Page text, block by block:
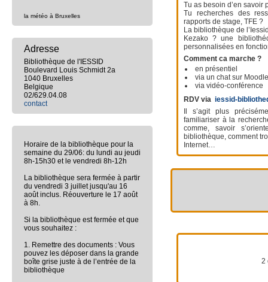
Tu as besoin d’en savoir
Tu recherches des
rapports de stage, TFE ?
La bibliothèque de
Kezako ? une
personnalisées en
Comment ca marche ?
en présentiel
via un chat sur Moodle
via vidéo-conférence
RDV via iessid-
Il s’agit plus
familiariser à la
comme, savoir
bibliothèque, comment
Internet…
2
la météo à Bruxelles
Adresse
Bibliothèque de l'IESSID
Boulevard Louis Schmidt 2a
1040 Bruxelles
Belgique
02/629.04.08
contact
Horaire de la bibliothèque pour la
semaine du 29/06: du lundi au jeudi
8h-15h30 et le vendredi 8h-12h
La bibliothèque sera fermée à partir
du vendredi 3 juillet jusqu'au 16
août inclus. Réouverture le 17 août
à 8h.
Si la bibliothèque est fermée et que
vous souhaitez :
1. Remettre des documents : Vous
pouvez les déposer dans la grande
boîte grise juste à de l’entrée de la
bibliothèque